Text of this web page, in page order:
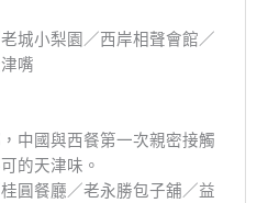
城小梨園／西岸相聲會館／
嘴
中國與西餐第一次親密接觸
的天津味。
圓餐廳／老永勝包子舖／益